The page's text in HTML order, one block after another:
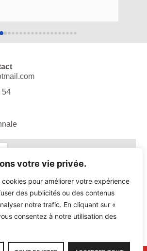
votre vie privée.
cookies pour améliorer votre expérience
des publicités ou des contenus
notre trafic. En cliquant sur «
consentez à notre utilisation des
les yeux fermés!
et son équipe !
54